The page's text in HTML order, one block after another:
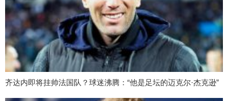
齐达内即将挂帅法国队？球迷沸腾：“他是足坛的迈克尔·杰克逊”